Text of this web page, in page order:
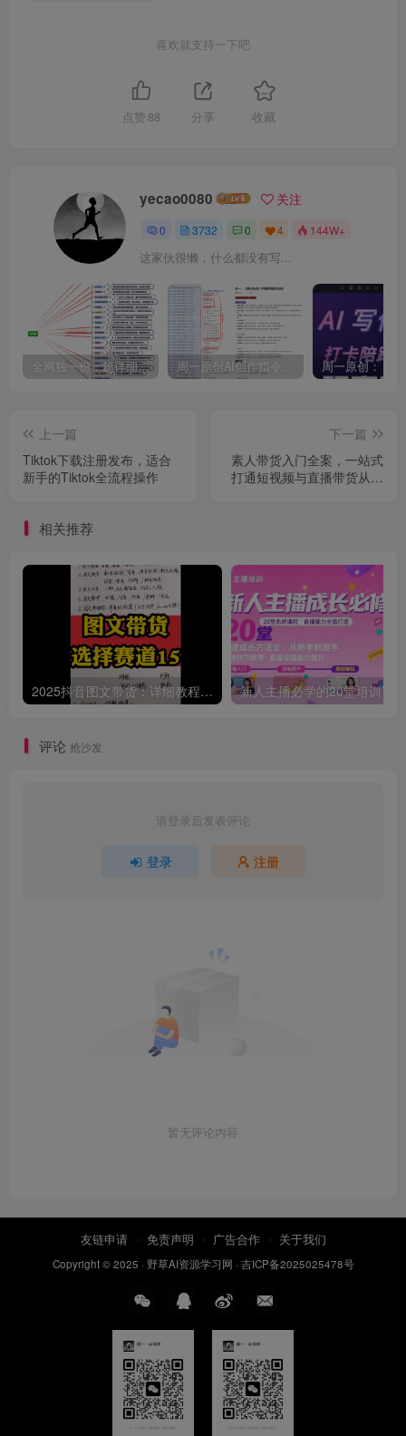
喜欢就支持一下吧
点赞 88 分享 收藏
yecao0080 关注
0 3732 0 4 144W+
这家伙很懒，什么都没有写...
全网独一份：超详细的40+个自媒体赛道领域解析手册，让你的内容创作不再局限！ 周一原创AI创作指令词：30+个领域赛道的创作提示词集合
上一篇
Tiktok下载注册发布，适合
新手的Tiktok全流程操作
下一篇
素人带货入门全案，一站式
打通短视频与直播带货从认
相关推荐
2025抖音图文带货：详细教程，账号装修定位，素材获取技巧，挂车变现方法…
评论 抢沙发
请登录后发表评论
登录 注册
暂无评论内容
友链申请 免责声明 广告合作 关于我们
Copyright © 2025 · 野草AI资源学习网 · 吉ICP备2025025478号